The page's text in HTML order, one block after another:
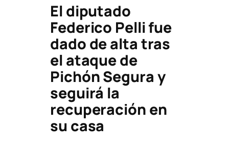
El diputado
Federico Pelli fue
dado de alta tras
el ataque de
Pichón Segura y
seguirá la
recuperación en
su casa